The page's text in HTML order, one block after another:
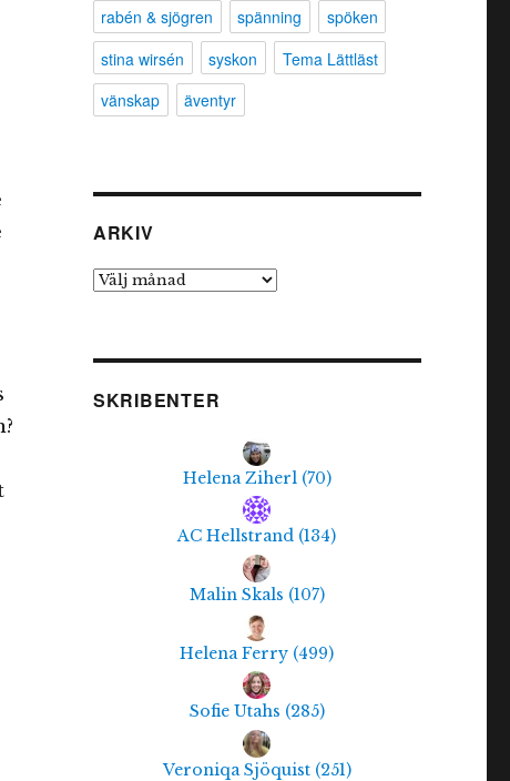
rabén & sjögren
spänning
spöken
stina wirsén
syskon
Tema Lättläst
vänskap
äventyr
ARKIV
Arkiv
SKRIBENTER
Helena Ziherl (70)
AC Hellstrand (134)
Malin Skals (107)
Helena Ferry (499)
Sofie Utahs (285)
Veroniqa Sjöquist (251)